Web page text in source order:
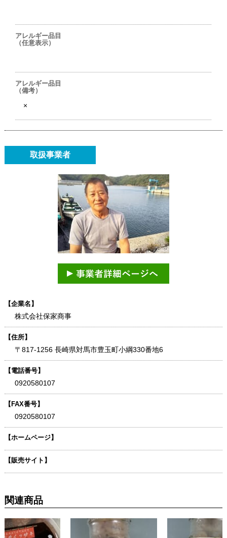
アレルギー品目
（任意表示）
アレルギー品目
（備考）
×
取扱事業者
【企業名】
株式会社保家商事
【住所】
〒817-1256 長崎県対馬市豊玉町小綱330番地6
【電話番号】
0920580107
【FAX番号】
0920580107
【ホームページ】
【販売サイト】
関連商品